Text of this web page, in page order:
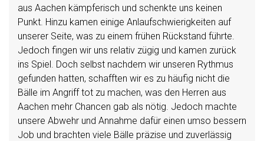
aus Aachen kämpferisch und schenkte uns keinen
Punkt. Hinzu kamen einige Anlaufschwierigkeiten auf
unserer Seite, was zu einem frühen Rückstand führte.
Jedoch fingen wir uns relativ zügig und kamen zurück
ins Spiel. Doch selbst nachdem wir unseren Rythmus
gefunden hatten, schafften wir es zu häufig nicht die
Bälle im Angriff tot zu machen, was den Herren aus
Aachen mehr Chancen gab als nötig. Jedoch machte
unsere Abwehr und Annahme dafür einen umso bessern
Job und brachten viele Bälle präzise und zuverlässig